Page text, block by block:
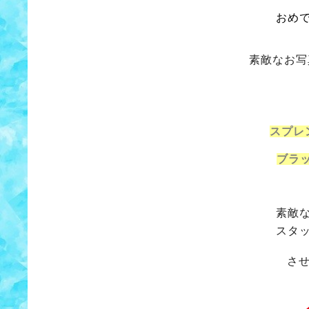
おめ
素敵なお
スプレ
ブラ
素敵
スタ
さ